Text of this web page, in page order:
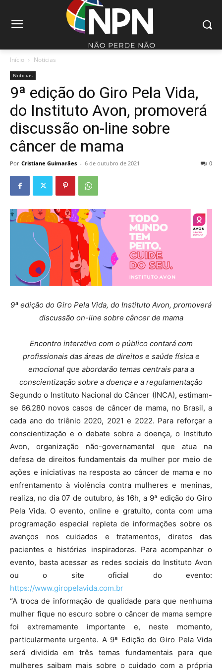
Início Noticias
Noticias
9ª edição do Giro Pela Vida,
do Instituto Avon, promoverá
discussão on-line sobre
câncer de mama
Por Cristiane Guimarães - 6 de outubro de 2021 0
9ª edição do Giro Pela Vida, do Instituto Avon, promoverá
discussão on-line sobre câncer de mama
Encontro interativo com o público contará com
profissionais das áreas de direitos e saúde física e
emocional que abordarão temas centrais para a
conscientização sobre a doença e a regulamentação
Segundo o Instituto Nacional do Câncer (INCA), estimam-
se 66.280 novos casos de câncer de mama, no Brasil, a
cada ano do triênio 2020, 2021 e 2022. Para reforçar a
conscientização e o debate sobre a doença, o Instituto
Avon, organização não-governamental que atua na
defesa de direitos fundamentais da mulher por meio de
ações e iniciativas na resposta ao câncer de mama e no
enfrentamento à violência contra mulheres e meninas,
realiza, no dia 07 de outubro, às 16h, a 9ª edição do Giro
Pela Vida. O evento, online e gratuito, conta com uma
programação especial repleta de informações sobre os
avanços nos cuidados e tratamentos, diretos das
pacientes e histórias inspiradoras. Para acompanhar o
evento, basta acessar as redes sociais do Instituto Avon
ou o site oficial do evento:
https://www.giropelavida.com.br
“A troca de informação de qualidade para que nenhuma
mulher fique no escuro sobre o câncer de mama sempre
foi extremamente importante e, neste momento,
particularmente urgente. A 9ª Edição do Giro Pela Vida
será dividida em três temas fundamentais para que
mulheres saibam mais sobre o cuidado com a própria